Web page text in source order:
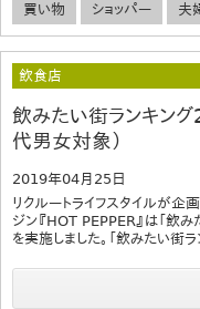
買い物 ショッパー 夫
飲食店
飲みたい街ランキン
代男女対象）
2019年04月25日
リクルートライフスタイルが企
ジン『HOT PEPPER』は「飲
を実施しました。「飲みたい街